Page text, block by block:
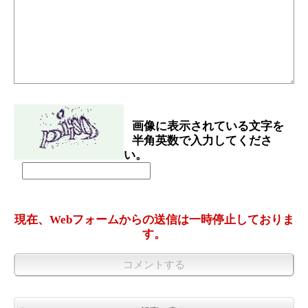
画像に表示されている文字を
半角英数で入力してくださ
い。
現在、Webフォームからの送信は一時停止しておりま
す。